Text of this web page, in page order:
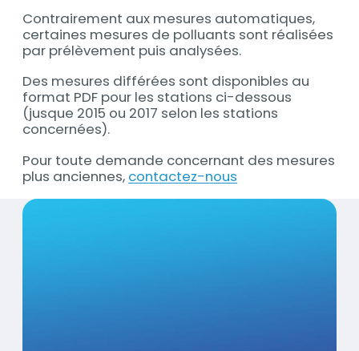
Contenu
Contrairement aux mesures automatiques,
certaines mesures de polluants sont réalisées
par prélèvement puis analysées.
Des mesures différées sont disponibles au
format PDF pour les stations ci-dessous
(jusque 2015 ou 2017 selon les stations
concernées).
Pour toute demande concernant des mesures
plus anciennes, contactez-nous
Contenu
Titre
Amiens 14 juillet (80)